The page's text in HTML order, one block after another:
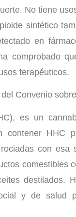
No tiene
sintético
en
comprobado
terapéuticos.
Convenio
es un
contener HHC
con
comestibles
destilados.
y de salud